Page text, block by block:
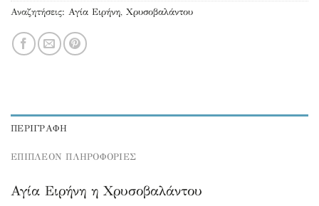
Αναζητήσεις: Αγία Ειρήνη, Χρυσοβαλάντου
ΠΕΡΙΓΡΑΦΉ
ΕΠΙΠΛΕΟΝ ΠΛΗΡΟΦΟΡΙΕΣ
Αγία Ειρήνη η Χρυσοβαλάντου